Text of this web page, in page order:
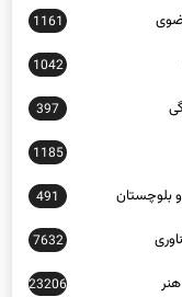
1161
1042
397
1185
بلوچستان 491
7632
23206